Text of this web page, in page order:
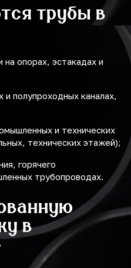
трубы в
на опорах, эстакадах и
полупроходных каналах,
и технических
технических этажей);
горячего
трубопроводах.
в